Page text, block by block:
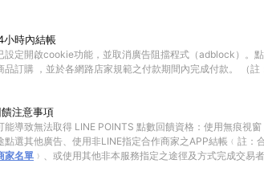
小時內結帳
設定開啟cookie功能，並取消廣告阻擋程式（adblock）。
品訂購 ，並於各網路店家規範之付款期間內完成付款。 （註
注意事項
能導致無法取得 LINE POINTS 點數回饋資格：使用無痕視
點選其他廣告、使用非LINE指定合作商家之APP結帳﹙註：
家名單 ﹚、或使用其他非本服務指定之途徑及方式完成交易者